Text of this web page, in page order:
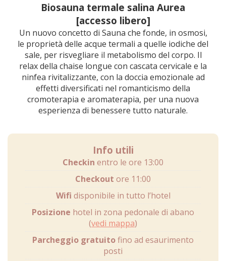
Biosauna termale salina Aurea
[accesso libero]
Un nuovo concetto di Sauna che fonde, in osmosi,
le proprietà delle acque termali a quelle iodiche del
sale, per risvegliare il metabolismo del corpo. Il
relax della chaise longue con cascata cervicale e la
ninfea rivitalizzante, con la doccia emozionale ad
effetti diversificati nel romanticismo della
cromoterapia e aromaterapia, per una nuova
esperienza di benessere tutto naturale.
Info utili
Checkin entro le ore 13:00
Checkout ore 11:00
Wifi disponibile in tutto l’hotel
Posizione hotel in zona pedonale di abano
(vedi mappa)
Parcheggio gratuitofino ad esaurimento
posti